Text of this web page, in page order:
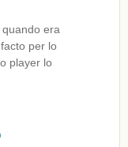
era
per lo
player lo